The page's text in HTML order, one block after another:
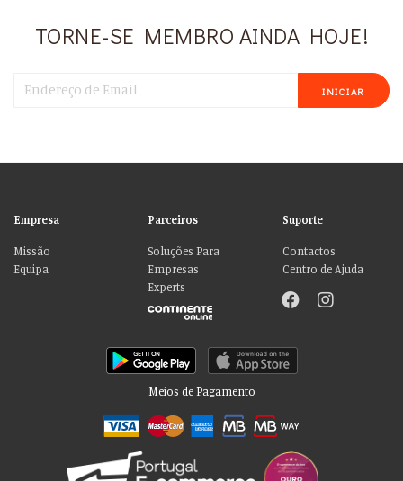
TORNE-SE MEMBRO AINDA HOJE!
INICIAR
Empresa
Missão
Equipa
Parceiros
Soluções Para
Empresas
Experts
Suporte
Contactos
Centro de Ajuda
Meios de Pagamento